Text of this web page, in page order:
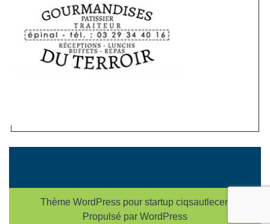
Thème WordPress pour startupciqsautlecerf
Propulsé par WordPress